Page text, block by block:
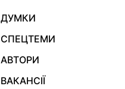
ДУМКИ
СПЕЦТЕМИ
АВТОРИ
ВАКАНСІЇ